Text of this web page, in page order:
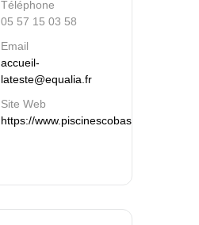
Téléphone
05 57 15 03 58
Email
accueil-
lateste@equalia.fr
Site Web
https://www.piscinescobas.fr/